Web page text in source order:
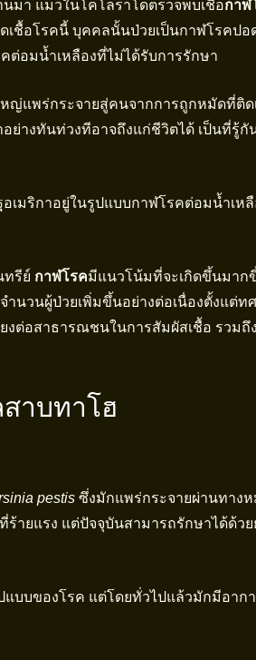
มา แมวในโคโลราโดตรวจพบเชื้อกาฬ
ชื้อโรคนี้ บุคคลนั้นป่วยเป็นกาฬโรคปอ
ต่อมน้ำเหลืองที่ไม่ได้รับการรักษา
ญ่แพร่กระจายสู่คนจากการถูกหมัดที่ติด
ย่างทันท่วงทีอาจถึงแก่ชีวิตได้ เป็นที่รู้กั
เมริกาอยู่ในรูปแบบกาฬโรคต่อมน้ำเห
ทรีย์ กาฬโรคมีแนวโน้มที่จะเกิดขึ้นมาก
ำนวนผู้ป่วยเพิ่มขึ้นอย่างต่อเนื่องตั้งแต่ท
ต่อสาธารณชนในการสัมผัสเชื้อ รวมถึ
าบทาโฮ
pestis ซึ่งมักแพร่กระจายผ่านทาง
ายแรง แต่ปัจจุบันสามารถรักษาได้ด้ว
บบของโรค แต่โดยทั่วไปแล้วมักมีอาก